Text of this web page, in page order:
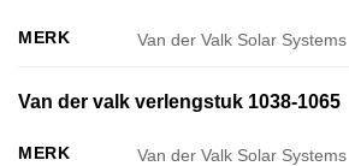
MERK Van der Valk Solar Systems
Van der valk verlengstuk 1038-1065
MERK Van der Valk Solar Systems